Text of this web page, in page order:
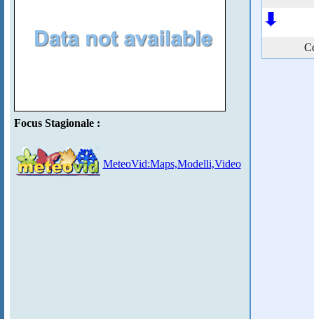
Focus Stagionale :
MeteoVid:Maps,Modelli,Video